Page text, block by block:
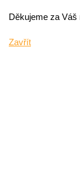
Děkujeme za
Zavřít